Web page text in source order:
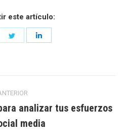
este artículo:
Share
anterior:
analizar tus esfuerzos
media